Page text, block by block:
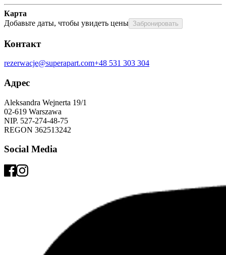
Карта
Добавьте даты, чтобы увидеть цены Забронировать
Контакт
rezerwacje@superapart.com+48 531 303 304
Адрес
Aleksandra Wejnerta 19/1
02-619 Warszawa
NIP. 527-274-48-75
REGON 362513242
Social Media